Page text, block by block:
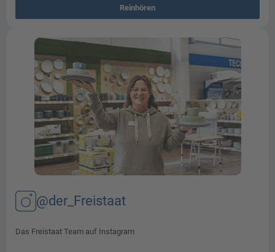
Reinhören
@der_Freistaat
Das Freistaat Team auf Instagram